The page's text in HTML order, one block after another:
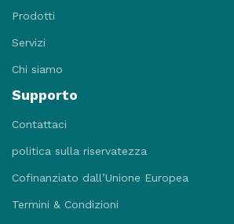
Prodotti
Servizi
Chi siamo
Supporto
Contattaci
politica sulla riservatezza
Cofinanziato dall’Unione Europea
Termini & Condizioni